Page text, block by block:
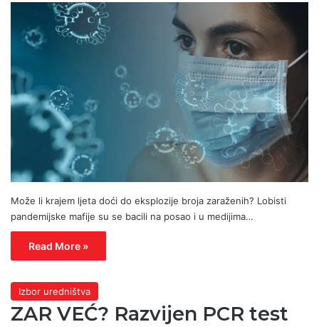
Može li krajem ljeta doći do eksplozije broja zaraženih? Lobisti
pandemijske mafije su se bacili na posao i u medijima…
Read More »
Izbor uredništva
ZAR VEĆ? Razvijen PCR test